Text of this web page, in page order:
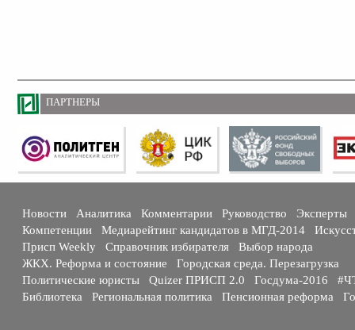
ПАРТНЕРЫ
Новости Аналитика Комментарии Руководство
Эксперты
Компетенции
Медиарейтинг кандидатов в МГД-2014
Присп Weekly
Справочник избирателя
Выбор народа
ЖКХ. Реформа и состояние
Городская среда. Перезагрузка
Политические юристы
Quizer ПРИСП 2.0 Госдума-2016
Библиотека
Региональная политика Пенсионная реформа